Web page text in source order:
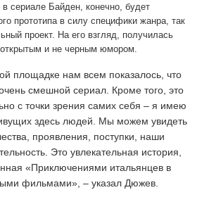
сериале Байден, конечно, будет
прототипа в силу специфики жанра, так
проект. На его взгляд, получилась
и не черным юмором.
площадке нам всем показалось, что
смешной сериал. Кроме того, это
с точки зрения самих себя – я имею
здесь людей. Мы можем увидеть
проявления, поступки, наши
Это увлекательная история,
«Приключениями итальянцев в
фильмами», – указал Дюжев.